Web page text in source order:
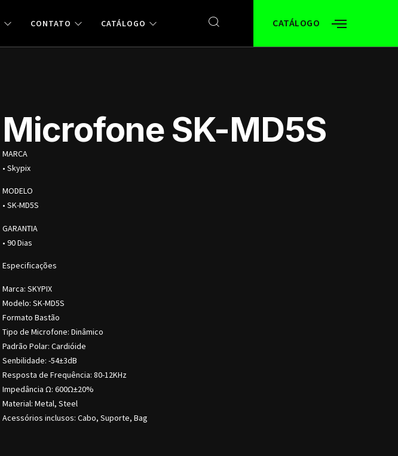
CONTATO CATÁLOGO CATÁLOGO
Microfone SK-MD5S
MARCA
• Skypix
MODELO
• SK-MD5S
GARANTIA
• 90 Dias
Especificações
Marca: SKYPIX
Modelo: SK-MD5S
Formato Bastão
Tipo de Microfone: Dinâmico
Padrão Polar: Cardióide
Senbilidade: -54±3dB
Resposta de Frequência: 80-12KHz
Impedância Ω: 600Ω±20%
Material: Metal, Steel
Acessórios inclusos: Cabo, Suporte, Bag